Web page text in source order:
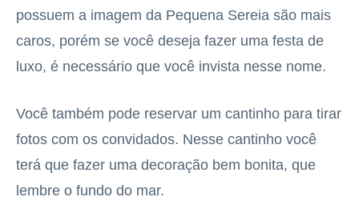
possuem a imagem da Pequena Sereia são mais
caros, porém se você deseja fazer uma festa de
luxo, é necessário que você invista nesse nome.
Você também pode reservar um cantinho para tirar
fotos com os convidados. Nesse cantinho você
terá que fazer uma decoração bem bonita, que
lembre o fundo do mar.